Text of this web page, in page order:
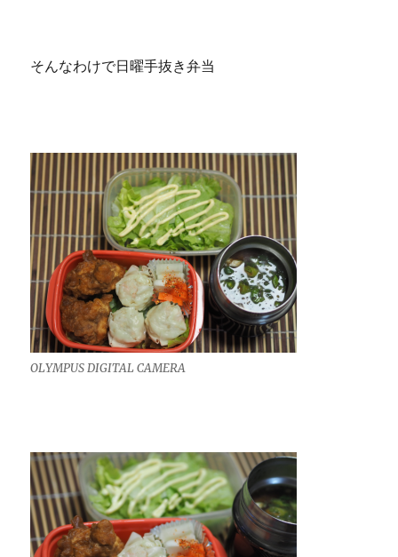
そんなわけで日曜手抜き弁当
OLYMPUS DIGITAL CAMERA